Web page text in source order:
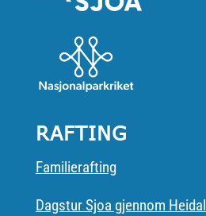
RAFTING
Familierafting
Dagstur Sjoa gjennom Heidal